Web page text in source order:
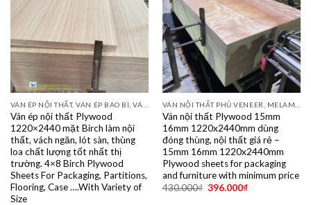
Ván ép nội thất Plywood
1220×2440 mặt Birch làm nội
thất, vách ngăn, lót sàn, thùng
loa chất lượng tốt nhất thị
trường. 4×8 Birch Plywood
Sheets For Packaging, Partitions,
Flooring, Case ….With Variety of
Size
Ván nội thất Plywood 15mm
16mm 1220x2440mm dùng
đóng thùng, nội thất giá rẻ –
15mm 16mm 1220x2440mm
Plywood sheets for packaging
and furniture with minimum price
430.000₫ 396.000₫